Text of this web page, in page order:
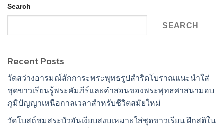
Search
SEARCH
Recent Posts
วัดสว่างอารมณ์สักการะพระพุทธรูปสำริดโบราณแนะนำใส่
ชุดขาวเรียนรู้พระคัมภีร์และคำสอนของพระพุทธศาสนามอบ
ภูมิปัญญาเหนือกาลเวลาสำหรับชีวิตสมัยใหม่
วัดโบสถ์ชมสระบัวอันเงียบสงบเหมาะใส่ชุดขาวเรียน ฝึกสติใน